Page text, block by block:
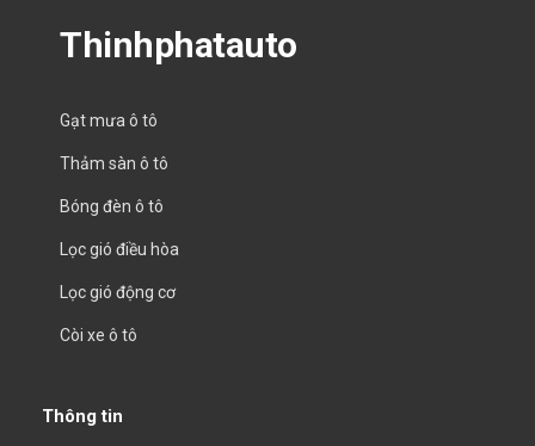
Thinhphatauto
Gạt mưa ô tô
Thảm sàn ô tô
Bóng đèn ô tô
Lọc gió điều hòa
Lọc gió động cơ
Còi xe ô tô
Thông tin